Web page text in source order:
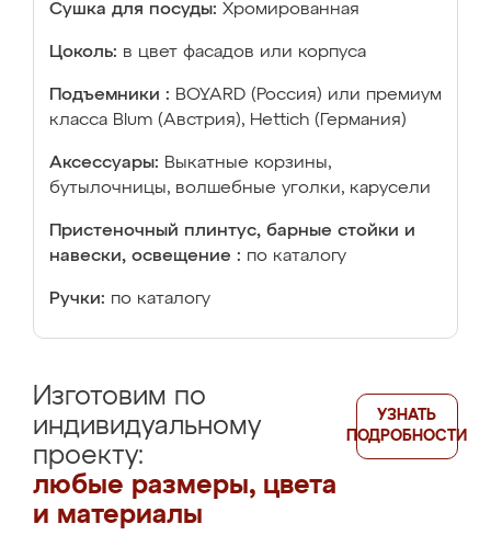
Сушка для посуды: Хромированная
Цоколь: в цвет фасадов или корпуса
Подъемники : BOYARD (Россия) или премиум
класса Blum (Австрия), Hettich (Германия)
Аксессуары: Выкатные корзины,
бутылочницы, волшебные уголки, карусели
Пристеночный плинтус, барные стойки и
навески, освещение : по каталогу
Ручки: по каталогу
Изготовим по
индивидуальному
проекту:
любые размеры, цвета
и материалы
УЗНАТЬ
ПОДРОБНОСТИ